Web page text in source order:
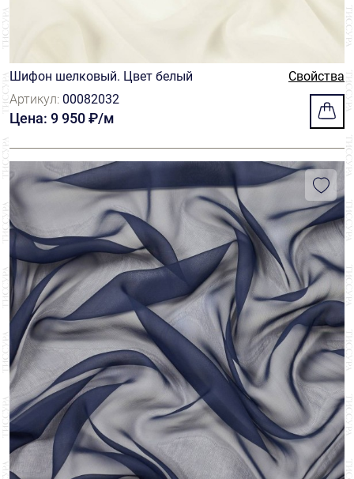
Шифон шелковый. Цвет белый
Свойства
Артикул: 00082032
Цена: 9 950 ₽/м